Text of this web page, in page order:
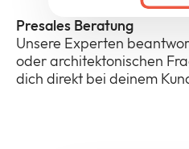
Presales Beratung
Unsere Experten
oder architektonischen
dich direkt bei deinem